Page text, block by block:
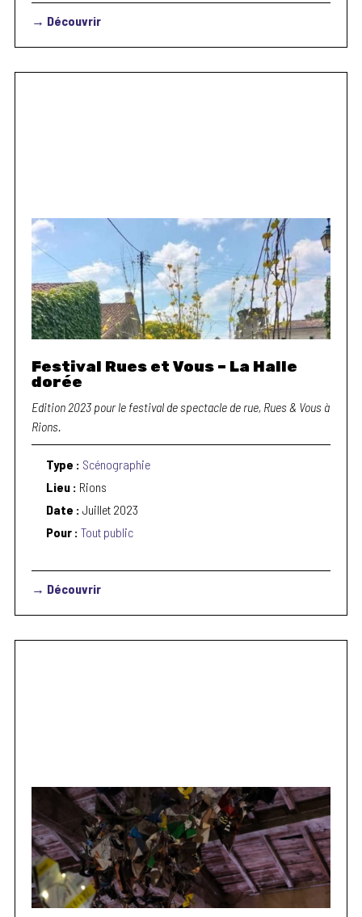
→ Découvrir
Festival Rues et Vous – La Halle
dorée
Edition 2023 pour le festival de spectacle de rue, Rues & Vous à
Rions.
Type : Scénographie
Lieu : Rions
Date : Juillet 2023
Pour : Tout public
→ Découvrir